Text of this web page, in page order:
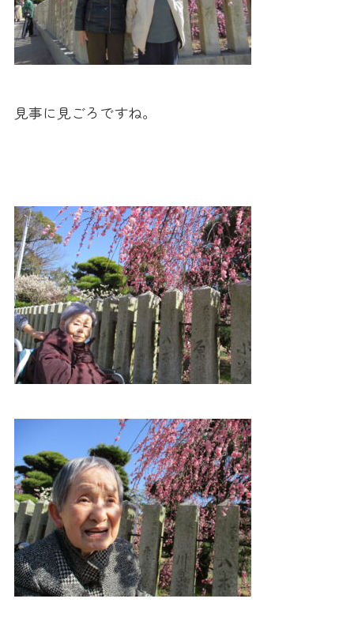
見事に見ごろですね。